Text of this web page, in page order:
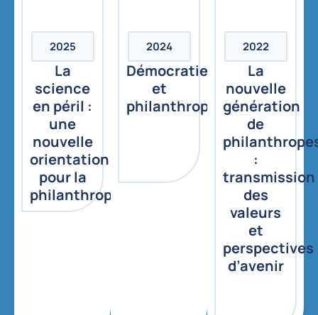
2025
La
science
en péril :
une
nouvelle
orientation
pour la
philanthropie
2024
Démocratie
et
philanthropie
2022
La
nouvelle
génération
de
:
transmission
des
valeurs
et
perspectives
d’avenir